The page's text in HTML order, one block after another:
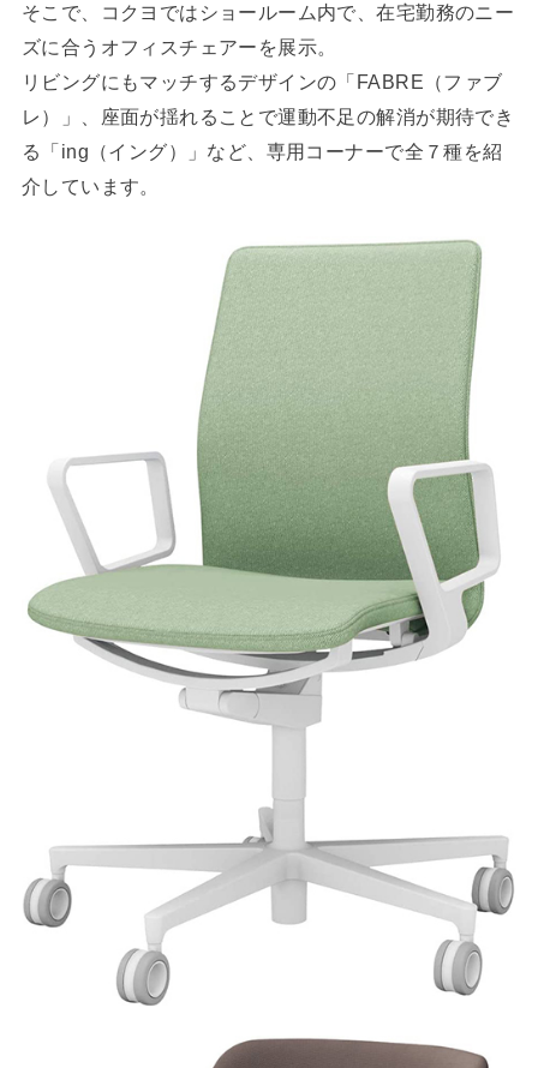
そこで、コクヨではショールーム内で、在宅勤務のニー
ズに合うオフィスチェアーを展示。
リビングにもマッチするデザインの「FABRE（ファブ
レ）」、座面が揺れることで運動不足の解消が期待でき
る「ing（イング）」など、専用コーナーで全７種を紹
介しています。